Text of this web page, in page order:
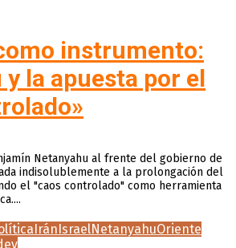
instrumento:
la apuesta por el
Netanyahu al frente del gobierno de
indisolublemente a la prolongación del
el "caos controlado" como herramienta
Irán IsraelNetanyahuOriente